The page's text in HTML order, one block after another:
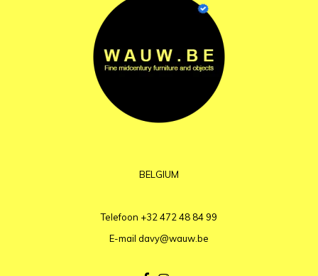
BELGIUM
Telefoon +32 472 48 84 99
E-mail davy@wauw.be